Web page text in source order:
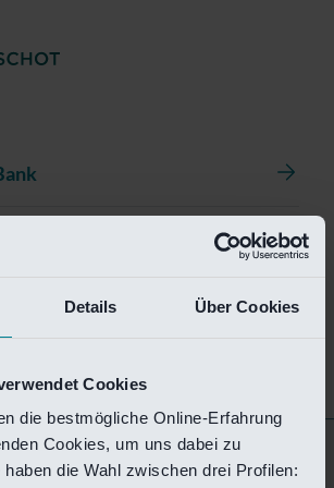
Details Über Cookies
Cookies
die bestmögliche Online-Erfahrung
Cookies, um uns dabei zu
die Wahl zwischen drei Profilen:
deze pagina